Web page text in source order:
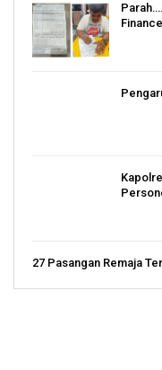
27 Pasangan Remaja